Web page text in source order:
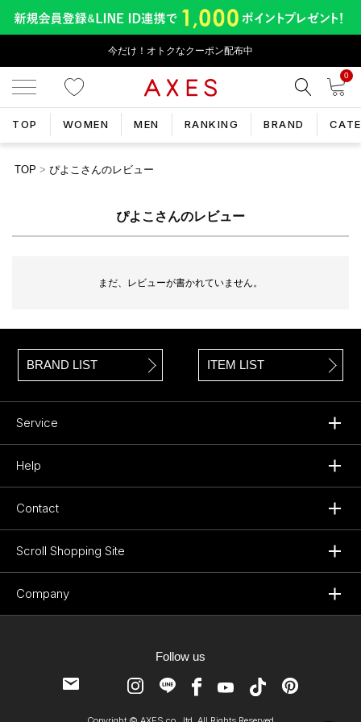
今だけ！オトクなクーポン配布中
0
TOP WOMEN MEN RANKING BRAND
TOP ぴよこさんのレビュー
ぴよこさんのレビュー
まだ、レビューが書かれていません。
BRAND LIST ITEM LIST
Service
Help
Contact
Scroll Shopping Site
Company
Follow us